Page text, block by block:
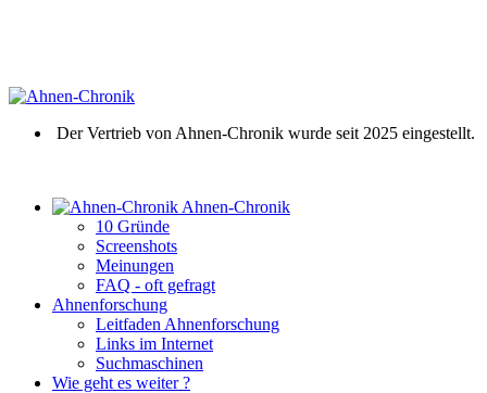
Der Vertrieb von Ahnen-Chronik wurde seit 2025 eingestellt.
Ahnen-Chronik
10 Gründe
Screenshots
Meinungen
FAQ - oft gefragt
Ahnenforschung
Leitfaden Ahnenforschung
Links im Internet
Suchmaschinen
Wie geht es weiter ?